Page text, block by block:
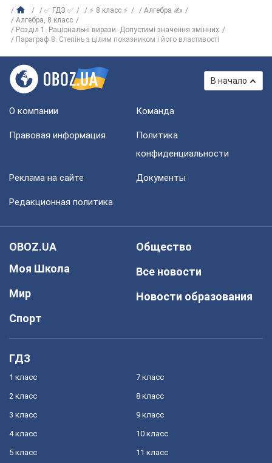
✅ ГДЗ ✅ ⚡ 8 класс ⚡
Алгебра ✍
Алгебра, 8 класс
Розділ 1. Раціональні вирази. Допустимі значення змінних
Параграф 8. Степінь з цілим показником і його властивості
В начало
О компании Команда
Правовая информация
Политика
конфиденциальности
Реклама на сайте Документы
Редакционная политика
OBOZ.UA
Моя Школа
Мир
Спорт
Общество
Все новости
Новости образования
ГДЗ
1 класс
2 класс
3 класс
4 класс
5 класс
7 класс
8 класс
9 класс
10 класс
11 класс